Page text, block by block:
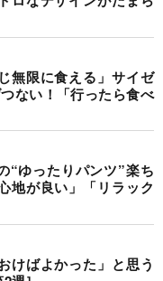
無限に食える」サイゼ
ない！「行ったら食べ
“ゆったりパンツ”楽ち
地が良い」「リラック
けばよかった」と思う